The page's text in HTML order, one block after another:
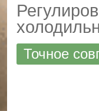
Точное